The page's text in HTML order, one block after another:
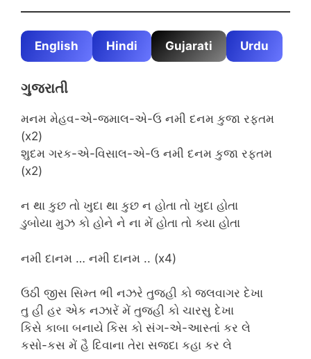
English Hindi Gujarati Urdu
ગુજરાતી
મનમ મેહવ-એ-જમાલ-એ-ઉ નમી દનમ કુજા રફ્તમ
(x2)
શુદમ ગરક-એ-વિસાલ-એ-ઉ નમી દનમ કુજા રફ્તમ
(x2)
ન થા કુછ તો ખુદા થા કુછ ન હોતા તો ખુદા હોતા
ડુબોયા મુઝ કો હોને ને ના મેં હોતા તો ક્યા હોતા
નમી દાનમ … નમી દાનમ .. (x4)
ઉઠી જીસ સિમ્ત ભી નઝરે તુજહી કો જલવાગર દેખા
તુ હી હર એક નઝારેં મેં તુજહી કો ચારસુ દેખા
કિસે કાબા બનાયે કિસ કો સંગ-એ-આસ્તાં કર લે
કસો-કસ મેં હૈ દિવાના તેરા સજ્દા કહા કર લે